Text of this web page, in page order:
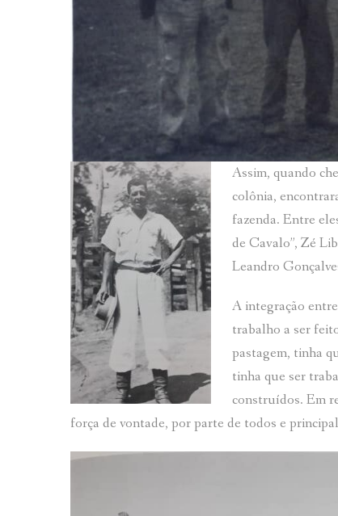
Assim, quando
colônia,
fazenda. Entre
de Cavalo”, Zé
Leandro
A integração
trabalho a ser
pastagem, tinha
tinha que ser
construídos. Em
força de vontade, por parte de todos e